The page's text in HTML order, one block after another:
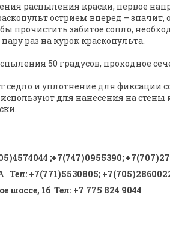
распыления краски, первое
острием вперед –
прочистить забитое сопло,
раз на курок краскопульта.
50 градусов, проходное
и уплотнение для фиксации
для нанесения на
;+7(747)0955390;
Тел: +7(771)5530805;
шоссе, 1б Тел: +7 775 824 9044